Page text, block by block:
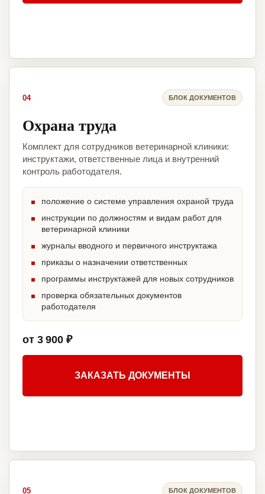
04 БЛОК ДОКУМЕНТОВ
Охрана труда
Комплект для сотрудников ветеринарной клиники:
инструктажи, ответственные лица и внутренний
контроль работодателя.
положение о системе управления охраной труда
инструкции по должностям и видам работ для
ветеринарной клиники
журналы вводного и первичного инструктажа
приказы о назначении ответственных
программы инструктажей для новых сотрудников
проверка обязательных документов
работодателя
от 3 900 ₽
ЗАКАЗАТЬ ДОКУМЕНТЫ
05 БЛОК ДОКУМЕНТОВ